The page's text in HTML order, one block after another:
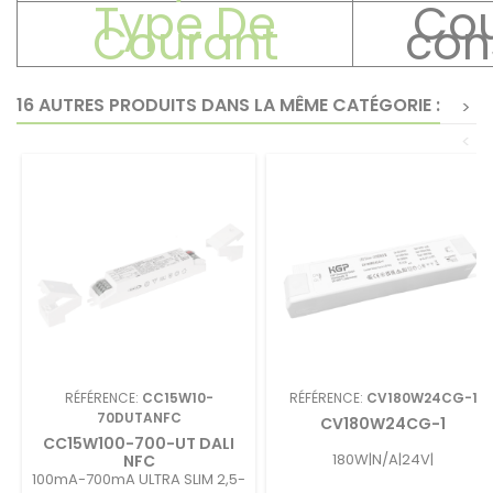
Type De
Courant
16 AUTRES PRODUITS DANS LA MÊME CATÉGORIE :
>
<
RÉFÉRENCE: CC15W10-
70DUTANFC
CC15W100-700-UT DALI
NFC
100mA-700mA ULTRA SLIM 2,5-
RÉFÉRENCE: CV180W24CG-1
CV180W24CG-1
180W|N/A|24V|